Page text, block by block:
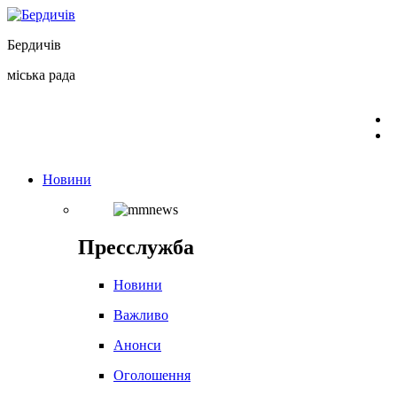
Перейти
вмісту
Бердичів
міська рада
Новини
Пресслужба
Новини
Важливо
Анонси
Оголошення